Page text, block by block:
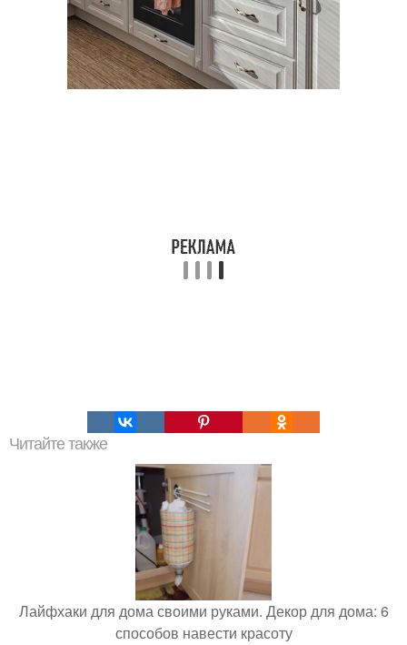
Читайте также
Лайфхаки для дома своими руками. Декор для дома: 6
способов навести красоту